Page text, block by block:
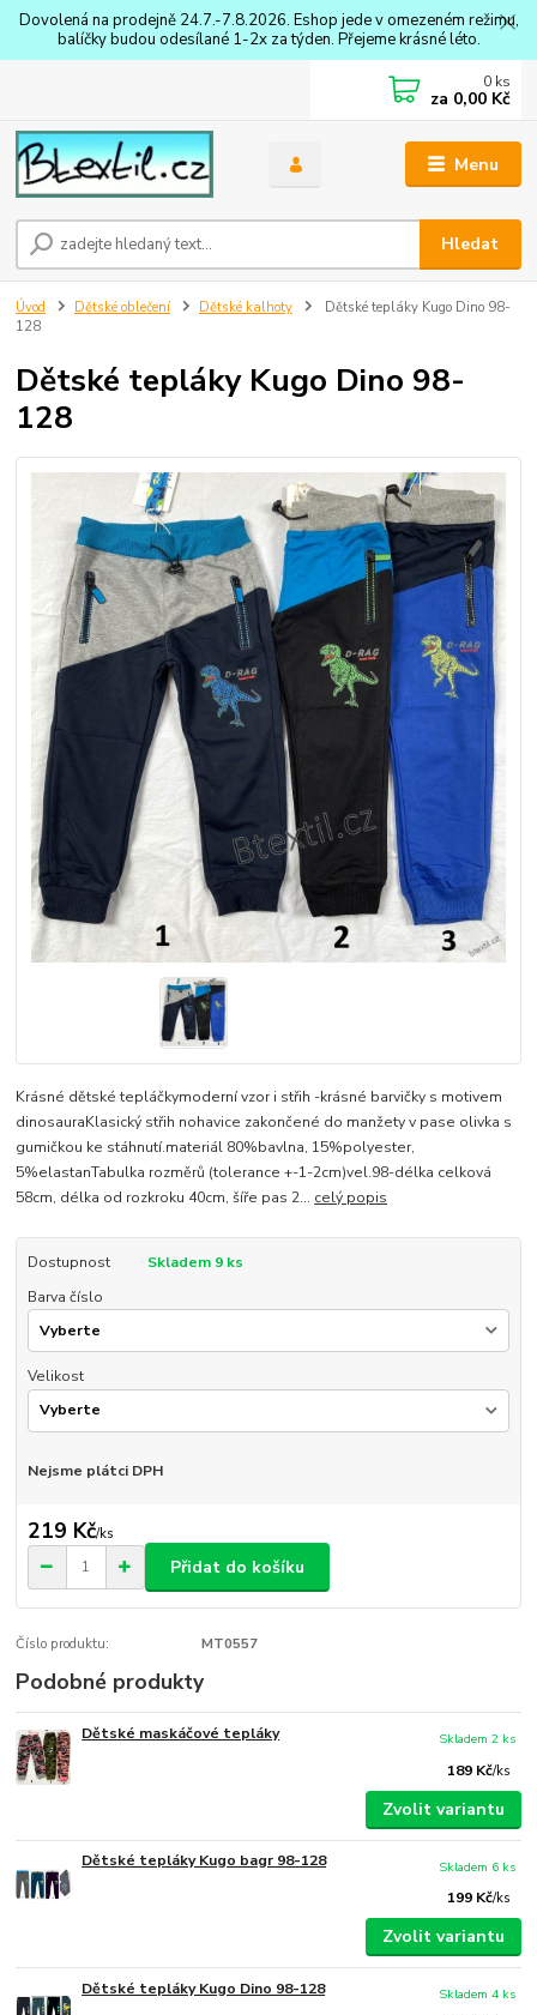
Dovolená na prodejně 24.7.-7.8.2026. Eshop jede v omezeném režimu,
balíčky budou odesílané 1-2x za týden. Přejeme krásné léto.
Menu
Hledat
0 ks
za 0,00 Kč
Úvod Dětské oblečení Dětské kalhoty
Dětské tepláky Kugo Dino 98-
128
Dětské tepláky Kugo Dino 98-
128
Krásné dětské tepláčkymoderní vzor i střih -krásné barvičky s motivem
dinosauraKlasický střih nohavice zakončené do manžety v pase olivka s
gumičkou ke stáhnutí.materiál 80%bavlna, 15%polyester,
5%elastanTabulka rozměrů (tolerance +-1-2cm)vel.98-délka celková
58cm, délka od rozkroku 40cm, šíře pas 2... celý popis
Dostupnost
Skladem 9 ks
Barva číslo
Velikost
Nejsme plátci DPH
219 Kč/ks
Přidat do košíku
Číslo produktu: MT0557
Podobné produkty
Dětské maskáčové tepláky
189 Kč/ks
Skladem 2 ks
Zvolit variantu
Dětské tepláky Kugo bagr 98-128
199 Kč/ks
Skladem 6 ks
Zvolit variantu
Dětské tepláky Kugo Dino 98-128
Skladem 4 ks